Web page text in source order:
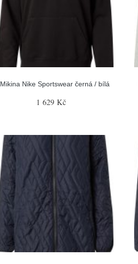
Mikina Nike Sportswear černá / bílá
1 629 Kč